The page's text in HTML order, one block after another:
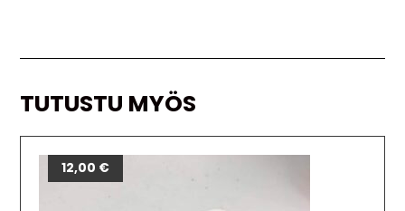
TUTUSTU MYÖS
12,00 €